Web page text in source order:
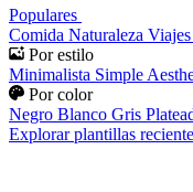
Populares
Comida Naturaleza Viajes
Por estilo
Minimalista Simple
Por color
Negro Blanco Gris
Explorar plantillas